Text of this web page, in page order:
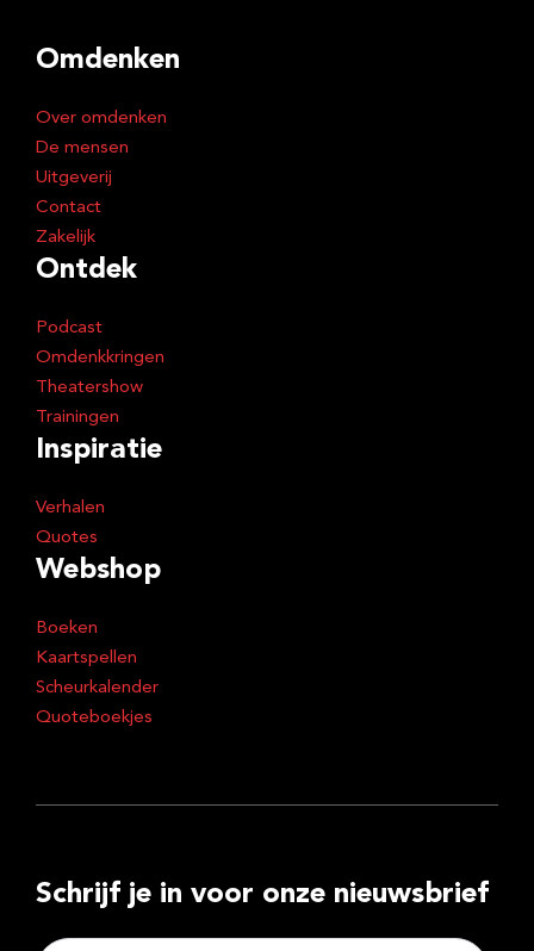
Omdenken
Over omdenken
De mensen
Uitgeverij
Contact
Zakelijk
Ontdek
Podcast
Omdenkkringen
Theatershow
Trainingen
Inspiratie
Verhalen
Quotes
Webshop
Boeken
Kaartspellen
Scheurkalender
Quoteboekjes
Schrijf je in voor onze nieuwsbrief